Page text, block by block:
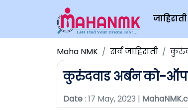
जाहिराती
Maha NMK सर्व जाहिराती
कुरुंदवाड अर्बन को-
Date: 17 May, 2023 |